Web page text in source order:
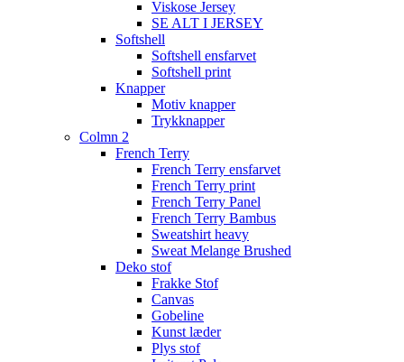
Viskose Jersey
SE ALT I JERSEY
Softshell
Softshell ensfarvet
Softshell print
Knapper
Motiv knapper
Trykknapper
Colmn 2
French Terry
French Terry ensfarvet
French Terry print
French Terry Panel
French Terry Bambus
Sweatshirt heavy
Sweat Melange Brushed
Deko stof
Frakke Stof
Canvas
Gobeline
Kunst læder
Plys stof